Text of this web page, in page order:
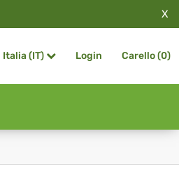
X
Italia (IT) Login Carello (0)